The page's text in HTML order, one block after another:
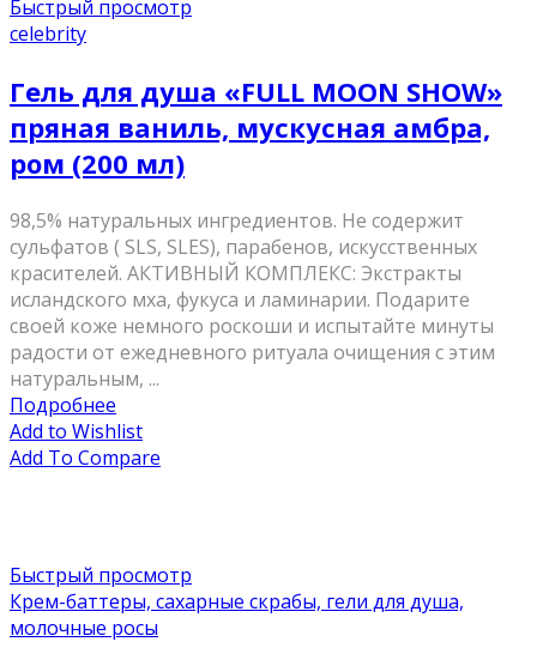
Быстрый просмотр
celebrity
Гель для душа «FULL MOON SHOW»
пряная ваниль, мускусная амбра,
ром (200 мл)
98,5% натуральных ингредиентов. Не содержит
сульфатов ( SLS, SLES), парабенов, искусственных
красителей. АКТИВНЫЙ КОМПЛЕКС: Экстракты
исландского мха, фукуса и ламинарии. Подарите
своей коже немного роскоши и испытайте минуты
радости от ежедневного ритуала очищения с этим
натуральным, ...
Подробнее
Add to Wishlist
Add To Compare
Быстрый просмотр
Крем-баттеры, сахарные скрабы, гели для душа,
молочные росы